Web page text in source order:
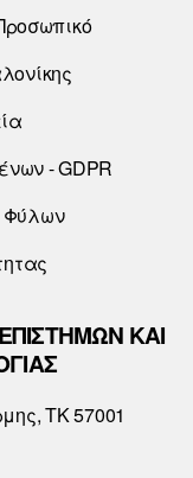
- GDPR
Φύλων
ΚΑΙ
ΤΚ 57001